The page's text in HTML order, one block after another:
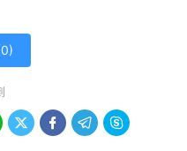
0)
   